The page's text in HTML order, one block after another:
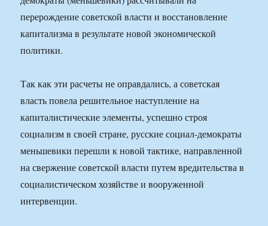
перерождение советской власти и восстановление
капитализма в результате новой экономической
политики.
Так как эти расчеты не оправдались, а советская
власть повела решительное наступление на
капиталистические элементы, успешно строя
социализм в своей стране, русские социал-демократы
меньшевики перешли к новой тактике, направленной
на свержение советской власти путем вредительства в
социалистическом хозяйстве и вооруженной
интервенции.